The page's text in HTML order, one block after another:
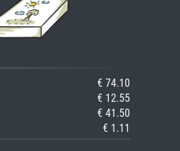
€ 74.10
€ 12.55
€ 41.50
€ 1.11